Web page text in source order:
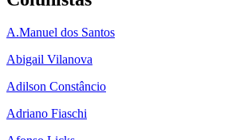
A.Manuel dos Santos
Abigail Vilanova
Adilson Constâncio
Adriano Fiaschi